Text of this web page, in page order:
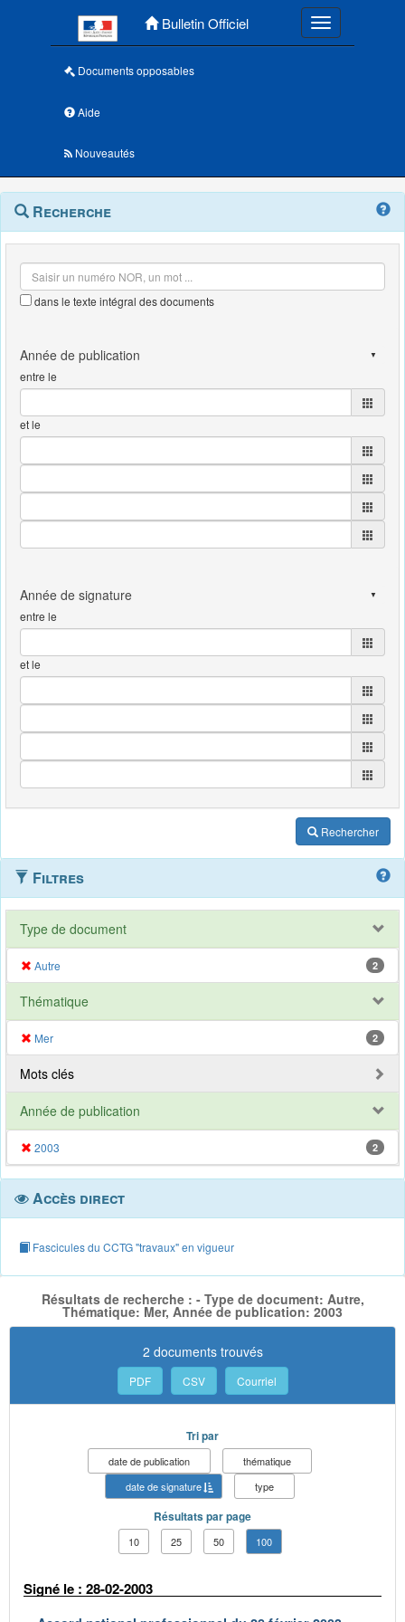
Bulletin Officiel Toggle
Documents opposables
Aide
Nouveautés
Navigation
outils
Menu
contextuel
Recherche
dans le texte intégral des documents
entre le
et le
entre le
et le
Rechercher
Filtres
Type de document
Autre 2
Thématique
Mer 2
Mots clés
Année de publication
2003 2
Accès direct
Fascicules du CCTG "travaux" en vigueur
Résultats de recherche : - Type de document: Autre,
Thématique: Mer, Année de publication: 2003
2 documents trouvés
PDF CSV Courriel
Tri par
date de publication
thématique
date de signature
type
Résultats par page
10 25 50 100
Signé le : 28-02-2003